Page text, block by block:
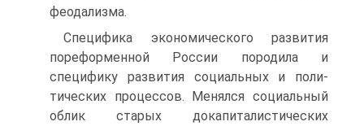
феодализма.
Специфика экономического развития
пореформенной России породила и
специфику развития социальных и поли­
тических процессов. Менялся социальный
облик старых дока­питалистических